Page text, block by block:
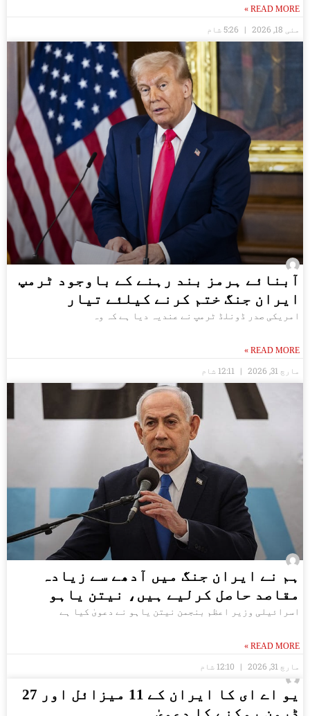
READ MORE »
مئی 18, 2026
آبنائے ہرمز بند رہنے کے باوجود ٹرمپ
ایران جنگ ختم کرنے کیلئے تیار
امریکی صدر ڈونلڈ ٹرمپ نے عندیہ دیا ہے کہ وہ
READ MORE »
مارچ 31, 2026
ہم نے ایران جنگ میں آدھے سے زیادہ
مقاصد حاصل کرلیے ہیں، نیتن یاہو
اسرائیلی وزیر اعظم بنجمن نیتن یاہو نے دعویٰ کیا ہے
READ MORE »
مارچ 31, 2026
یو اے ای کا ایران کے 11 میزائل اور 27